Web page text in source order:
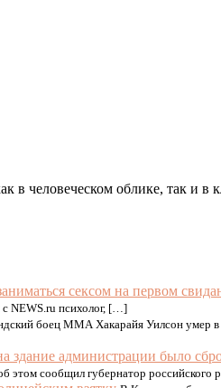
человеческом облике, так и в
сексом на первом
с NEWS.ru психолог, […]
боец ММА Хакарайя Уилсон умер
здание администрации было
этом сообщил губернатор